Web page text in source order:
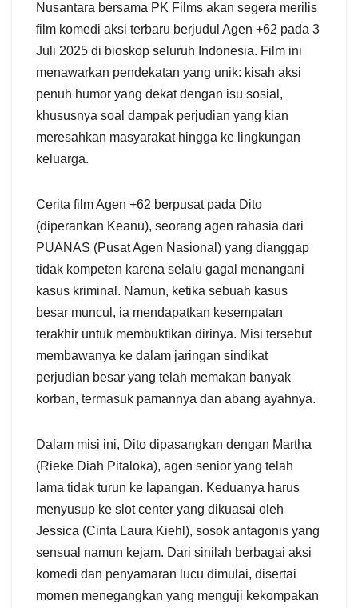
Nusantara bersama PK Films akan segera merilis
film komedi aksi terbaru berjudul Agen +62 pada 3
Juli 2025 di bioskop seluruh Indonesia. Film ini
menawarkan pendekatan yang unik: kisah aksi
penuh humor yang dekat dengan isu sosial,
khususnya soal dampak perjudian yang kian
meresahkan masyarakat hingga ke lingkungan
keluarga.
Cerita film Agen +62 berpusat pada Dito
(diperankan Keanu), seorang agen rahasia dari
PUANAS (Pusat Agen Nasional) yang dianggap
tidak kompeten karena selalu gagal menangani
kasus kriminal. Namun, ketika sebuah kasus
besar muncul, ia mendapatkan kesempatan
terakhir untuk membuktikan dirinya. Misi tersebut
membawanya ke dalam jaringan sindikat
perjudian besar yang telah memakan banyak
korban, termasuk pamannya dan abang ayahnya.
Dalam misi ini, Dito dipasangkan dengan Martha
(Rieke Diah Pitaloka), agen senior yang telah
lama tidak turun ke lapangan. Keduanya harus
menyusup ke slot center yang dikuasai oleh
Jessica (Cinta Laura Kiehl), sosok antagonis yang
sensual namun kejam. Dari sinilah berbagai aksi
komedi dan penyamaran lucu dimulai, disertai
momen menegangkan yang menguji kekompakan